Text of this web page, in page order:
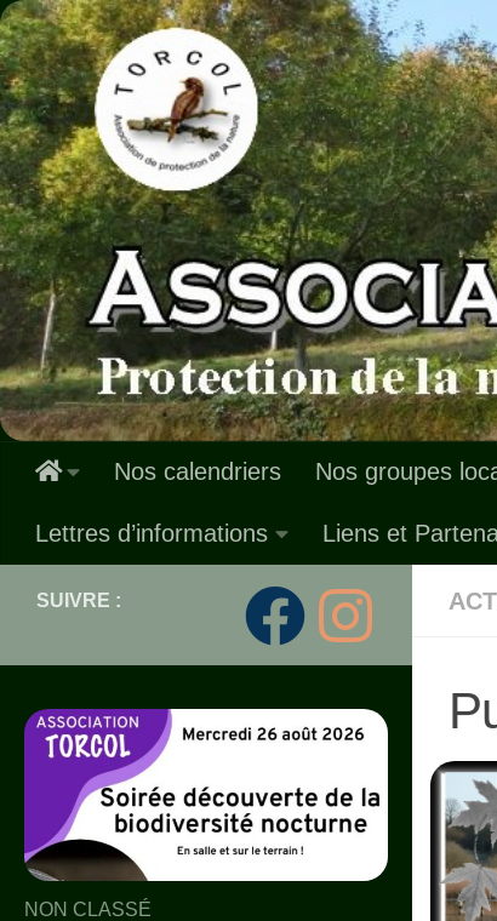
Skip to content
Nos calendriers Nos groupes
Lettres d’informations Liens et
SUIVRE :
NON CLASSÉ